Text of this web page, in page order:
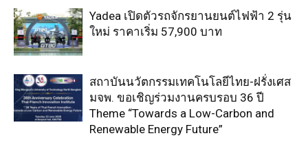
Yadea เปิดตัวรถจักรยานยนต์ไฟฟ้า 2 รุ่น
ใหม่ ราคาเริ่ม 57,900 บาท
สถาบันนวัตกรรมเทคโนโลยีไทย-ฝรั่งเศส
มจพ. ขอเชิญร่วมงานครบรอบ 36 ปี
Theme “Towards a Low-Carbon and
Renewable Energy Future”